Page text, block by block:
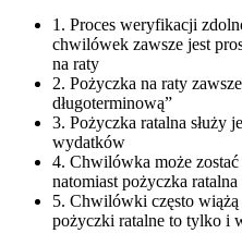
1. Proces weryfikacji
chwilówek zawsze jest
na raty
2. Pożyczka na raty
długoterminową”
3. Pożyczka ratalna służy
wydatków
4. Chwilówka może
natomiast pożyczka
5. Chwilówki często
pożyczki ratalne to tylko i